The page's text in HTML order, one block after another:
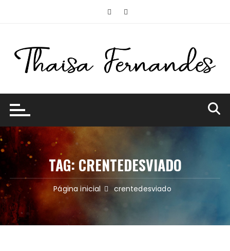
TAG: CRENTEDESVIADO
Página inicial crentedesviado